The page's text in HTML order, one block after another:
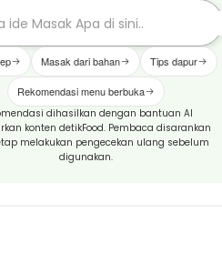
Masak dari bahan Tips dapur
Rekomendasi menu berbuka
dihasilkan dengan bantuan AI
konten detikFood. Pembaca disarankan
melakukan pengecekan ulang sebelum
digunakan.